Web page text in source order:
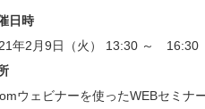
日時
年2月9日（火） 13:30 ～ 16:30
ウェビナーを使ったWEBセミナ